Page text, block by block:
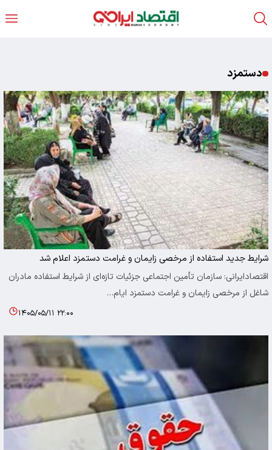
دستمزد
شرایط جدید استفاده از مرخصی زایمان و غرامت دستمزد اعلام شد
اقتصادایرانی: سازمان تأمین اجتماعی جزئیات تازه‌ای از شرایط استفاده مادران
شاغل از مرخصی زایمان و غرامت دستمزد ایام…
۱۴۰۵/۰۵/۱۱ ۲۲:۰۰